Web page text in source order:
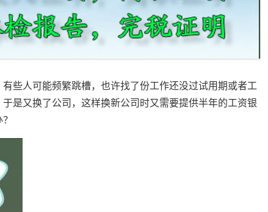
些人可能频繁跳槽，也许找了份工作还没过试用期或者工
是又换了公司，这样换新公司时又需要提供半年的工资银